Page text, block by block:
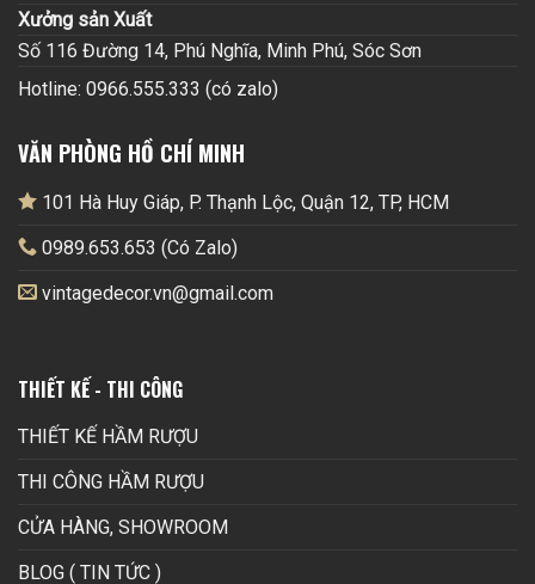
Xưởng sản Xuất
Số 116 Đường 14, Phú Nghĩa, Minh Phú, Sóc Sơn
Hotline: 0966.555.333 (có zalo)
VĂN PHÒNG HỒ CHÍ MINH
101 Hà Huy Giáp, P. Thạnh Lộc, Quận 12, TP, HCM
0989.653.653 (Có Zalo)
vintagedecor.vn@gmail.com
THIẾT KẾ - THI CÔNG
THIẾT KẾ HẦM RƯỢU
THI CÔNG HẦM RƯỢU
CỬA HÀNG, SHOWROOM
BLOG ( TIN TỨC )